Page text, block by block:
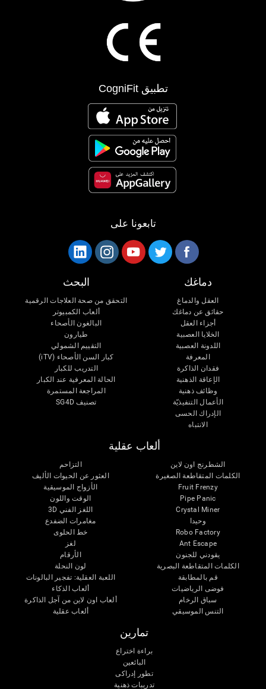
تطبيق CogniFit
تابعونا على
دماغك
العقل والدماغ
حقائق عن دماغك
أجزاء العقل
الخلايا العصبية
اللدونة العصبية
المعرفة
فقدان الذاكرة
الإعاقة الذهنية
وظائف ذهنية
الأعمال التنفيذيّة
الإدراك الحسى
الانتباه
البحث
التحقق من صحة العلاجات الرقمية
ألعاب الكمبيوتر
البالغون الأصحاء
طيارون
التقييم الشمولي
كبار السن الأصحاء (iTV)
التدريب للكبار
الحالة المعرفية عند الكبار
المراجعة المستمرة
تصنيف SG4D
ألعاب عقلية
الشطرنج اون لاين
الكلمات المتقاطعة الصغيرة
Fruit Frenzy
Pipe Panic
Crystal Miner
وحيدا
Robo Factory
Ant Escape
يقودني للجنون
الكلمات المتقاطعة البصرية
قم بالمطابقة
فوضى الرياضيات
سباق الرخام
التنس الموسيقي
التزاحم
العثور عن الحيوات الأليف
الأزواج الموسيقية
الوقت واللون
اللغز الفني 3D
مغامرات الضفدع
خط الحلوى
لغز
الأرقام
لون النحلة
اللعبة العقلية: تفجير البالونات
ألعاب الذكاء
ألعاب اون لاين من آجل الذاكرة
ألعاب عقلية
تمارين
براءة اختراع
البائعين
تطور إدراكى
تدريبات ذهنية